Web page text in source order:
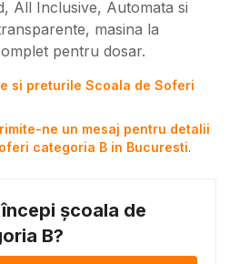
All Inclusive, Automata si
masina la
pentru dosar.
si preturile Scoala de Soferi
ne un mesaj pentru detalii
categoria B in Bucuresti.
școala de
B?